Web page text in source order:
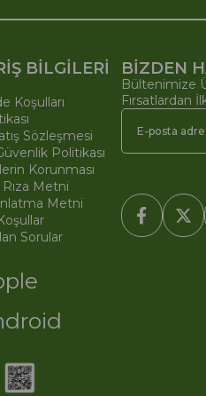
BİLGİLERİ
Koşulları
Sözleşmesi
Politikası
Korunması
Rıza Metni
Metni
Sorular
BİZDEN
Bültenimize
Fırsatlardan